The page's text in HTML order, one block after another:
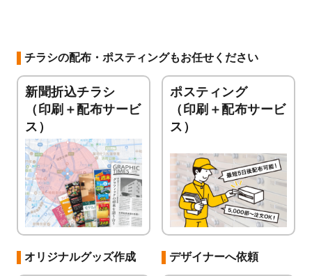
チラシの配布・ポスティングもお任せください
新聞折込チラシ
（印刷＋配布サービ
ス）
ポスティング
（印刷＋配布サービ
ス）
オリジナルグッズ作成 デザイナーへ依頼